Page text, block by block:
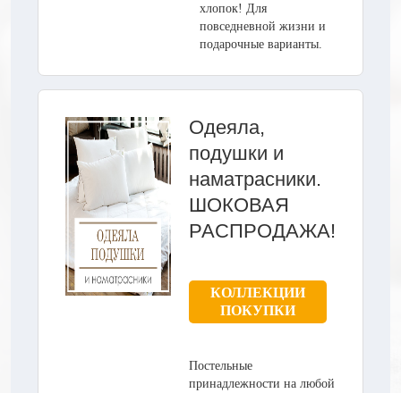
хлопок! Для
повседневной жизни и
подарочные варианты.
Одеяла,
подушки и
наматрасники.
ШОКОВАЯ
РАСПРОДАЖА!
КОЛЛЕКЦИИ
ПОКУПКИ
Постельные
принадлежности на любой